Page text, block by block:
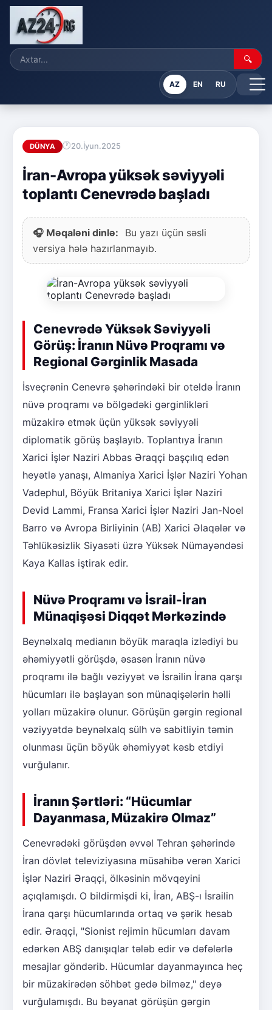
🔍
AZ EN RU
DÜNYA 20.İyun.2025
İran-Avropa yüksək səviyyəli
toplantı Cenevrədə başladı
🎧 Məqaləni dinlə:
Bu yazı üçün səsli
versiya hələ hazırlanmayıb.
Cenevrədə Yüksək Səviyyəli
Görüş: İranın Nüvə Proqramı və
Regional Gərginlik Masada
İsveçrənin Cenevrə şəhərindəki bir oteldə İranın
nüvə proqramı və bölgədəki gərginlikləri
müzakirə etmək üçün yüksək səviyyəli
diplomatik görüş başlayıb. Toplantıya İranın
Xarici İşlər Naziri Abbas Əraqçi başçılıq edən
heyətlə yanaşı, Almaniya Xarici İşlər Naziri Yohan
Vadephul, Böyük Britaniya Xarici İşlər Naziri
Devid Lammi, Fransa Xarici İşlər Naziri Jan-Noel
Barro və Avropa Birliyinin (AB) Xarici Əlaqələr və
Təhlükəsizlik Siyasəti üzrə Yüksək Nümayəndəsi
Kaya Kallas iştirak edir.
Nüvə Proqramı və İsrail-İran
Münaqişəsi Diqqət Mərkəzində
Beynəlxalq medianın böyük maraqla izlədiyi bu
əhəmiyyətli görüşdə, əsasən İranın nüvə
proqramı ilə bağlı vəziyyət və İsrailin İrana qarşı
hücumları ilə başlayan son münaqişələrin həlli
yolları müzakirə olunur. Görüşün gərgin regional
vəziyyətdə beynəlxalq sülh və sabitliyin təmin
olunması üçün böyük əhəmiyyət kəsb etdiyi
vurğulanır.
İranın Şərtləri: “Hücumlar
Dayanmasa, Müzakirə Olmaz”
Cenevrədəki görüşdən əvvəl Tehran şəhərində
İran dövlət televiziyasına müsahibə verən Xarici
İşlər Naziri Əraqçi, ölkəsinin mövqeyini
açıqlamışdı. O bildirmişdi ki, İran, ABŞ-ı İsrailin
İrana qarşı hücumlarında ortaq və şərik hesab
edir. Əraqçi, "Sionist rejimin hücumları davam
edərkən ABŞ danışıqlar tələb edir və dəfələrlə
mesajlar göndərib. Hücumlar dayanmayınca heç
bir müzakirədən söhbət gedə bilməz," deyə
vurğulamışdı. Bu bəyanat görüşün gərgin